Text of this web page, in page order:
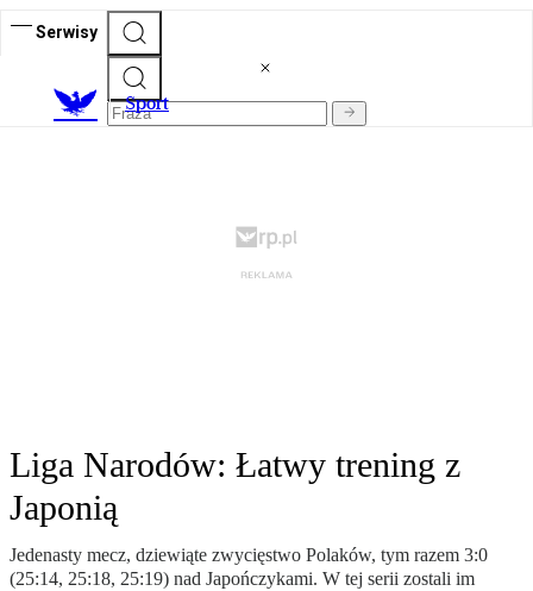
Serwisy
Sport
Liga Narodów: Łatwy trening z
Japonią
Jedenasty mecz, dziewiąte zwycięstwo Polaków, tym razem 3:0
(25:14, 25:18, 25:19) nad Japończykami. W tej serii zostali im